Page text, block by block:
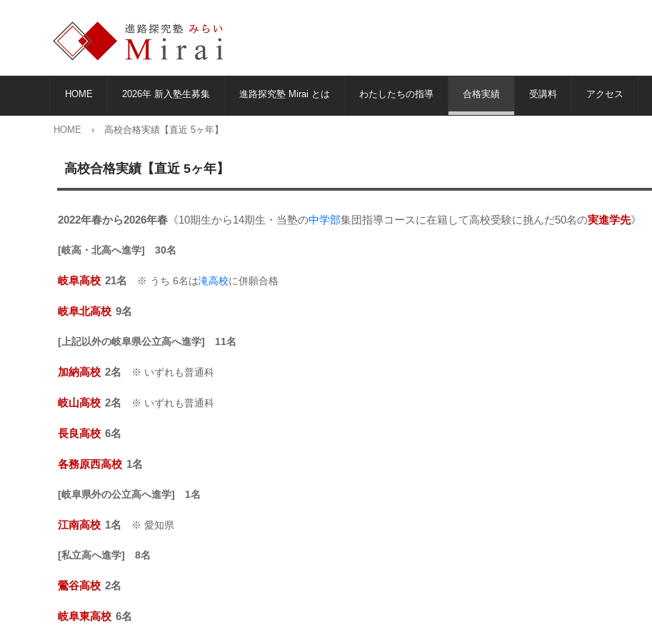
HOME 2026年 新入塾生募集 進路探究塾 Mirai とは わたしたちの指導 合格実績 受講料 アクセス
HOME › 高校合格実績【直近 5ヶ年】
高校合格実績【直近 5ヶ年】
2022年春から2026年春《10期生から14期生・ 当塾の中学部集団指導コースに在籍して高校受験に挑んだ50名の実進学先》
[岐高・北高へ進学] 30名
岐阜高校 21名 ※ うち 6名は滝高校に併願合格
岐阜北高校 9名
[上記以外の岐阜県公立高へ進学] 11名
加納高校 2名 ※ いずれも普通科
岐山高校 2名 ※ いずれも普通科
長良高校 6名
各務原西高校 1名
[岐阜県外の公立高へ進学] 1名
江南高校 1名 ※ 愛知県
[私立高へ進学] 8名
鶯谷高校 2名
岐阜東高校 6名